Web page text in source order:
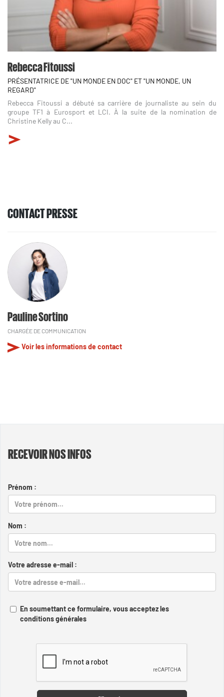
Rebecca Fitoussi
PRÉSENTATRICE DE "UN MONDE EN DOC" ET "UN MONDE, UN
REGARD"
Rebecca Fitoussi a débuté sa carrière de journaliste au sein du
groupe TF1 à Eurosport et LCI. À la suite de la nomination de
Christine Kelly au C...
CONTACT PRESSE
Pauline Sortino
CHARGÉE DE COMMUNICATION
Voir les informations de contact
RECEVOIR NOS INFOS
Prénom :
Nom :
Votre adresse e-mail :
En soumettant ce formulaire, vous acceptez les
conditions générales